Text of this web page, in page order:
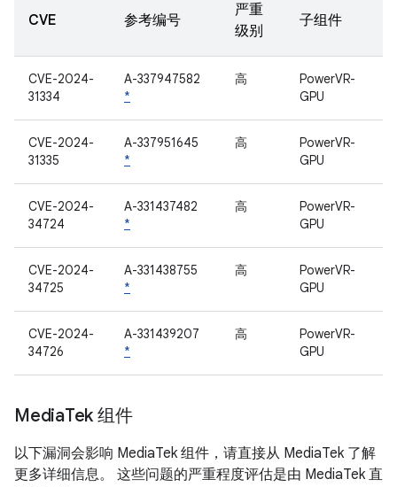
CVE 参考编号
严重
级别
子组件
CVE-2024-
31334
A-337947582
*
高
PowerVR-
GPU
CVE-2024-
31335
A-337951645
*
高
PowerVR-
GPU
CVE-2024-
34724
A-331437482
*
高
PowerVR-
GPU
CVE-2024-
34725
A-331438755
*
高
PowerVR-
GPU
CVE-2024-
34726
A-331439207
*
高
PowerVR-
GPU
MediaTek 组件
以下漏洞会影响 MediaTek 组件，请直接从 MediaTek 了解
更多详细信息。 这些问题的严重程度评估是由 MediaTek 直